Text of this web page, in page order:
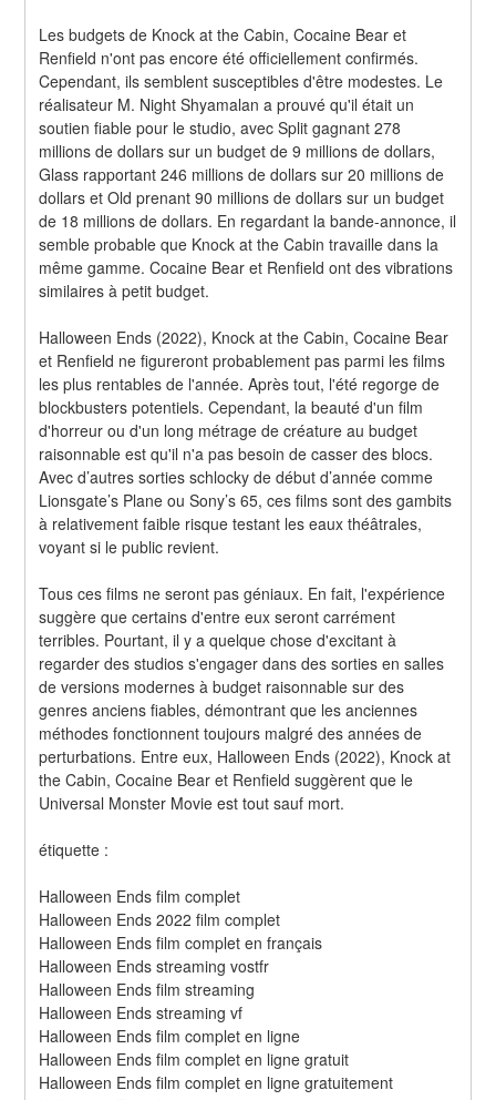
Les budgets de Knock at the Cabin, Cocaine Bear et
Renfield n'ont pas encore été officiellement confirmés.
Cependant, ils semblent susceptibles d'être modestes. Le
réalisateur M. Night Shyamalan a prouvé qu'il était un
soutien fiable pour le studio, avec Split gagnant 278
millions de dollars sur un budget de 9 millions de dollars,
Glass rapportant 246 millions de dollars sur 20 millions de
dollars et Old prenant 90 millions de dollars sur un budget
de 18 millions de dollars. En regardant la bande-annonce, il
semble probable que Knock at the Cabin travaille dans la
même gamme. Cocaine Bear et Renfield ont des vibrations
similaires à petit budget.
Halloween Ends (2022), Knock at the Cabin, Cocaine Bear
et Renfield ne figureront probablement pas parmi les films
les plus rentables de l'année. Après tout, l'été regorge de
blockbusters potentiels. Cependant, la beauté d'un film
d'horreur ou d'un long métrage de créature au budget
raisonnable est qu'il n'a pas besoin de casser des blocs.
Avec d’autres sorties schlocky de début d’année comme
Lionsgate’s Plane ou Sony’s 65, ces films sont des gambits
à relativement faible risque testant les eaux théâtrales,
voyant si le public revient.
Tous ces films ne seront pas géniaux. En fait, l'expérience
suggère que certains d'entre eux seront carrément
terribles. Pourtant, il y a quelque chose d'excitant à
regarder des studios s'engager dans des sorties en salles
de versions modernes à budget raisonnable sur des
genres anciens fiables, démontrant que les anciennes
méthodes fonctionnent toujours malgré des années de
perturbations. Entre eux, Halloween Ends (2022), Knock at
the Cabin, Cocaine Bear et Renfield suggèrent que le
Universal Monster Movie est tout sauf mort.
étiquette :
Halloween Ends film complet
Halloween Ends 2022 film complet
Halloween Ends film complet en français
Halloween Ends streaming vostfr
Halloween Ends film streaming
Halloween Ends streaming vf
Halloween Ends film complet en ligne
Halloween Ends film complet en ligne gratuit
Halloween Ends film complet en ligne gratuitement